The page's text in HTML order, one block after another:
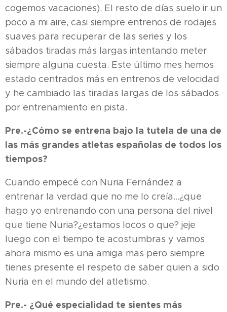
cogemos vacaciones). El resto de días suelo ir un
poco a mi aire, casi siempre entrenos de rodajes
suaves para recuperar de las series y los
sábados tiradas más largas intentando meter
siempre alguna cuesta. Este último mes hemos
estado centrados más en entrenos de velocidad
y he cambiado las tiradas largas de los sábados
por entrenamiento en pista.
Pre.-¿Cómo se entrena bajo la tutela de una de
las más grandes atletas españolas de todos los
tiempos?
Cuando empecé con Nuria Fernández a
entrenar la verdad que no me lo creía...¿que
hago yo entrenando con una persona del nivel
que tiene Nuria?¿estamos locos o que? jeje
luego con el tiempo te acostumbras y vamos
ahora mismo es una amiga mas pero siempre
tienes presente el respeto de saber quien a sido
Nuria en el mundo del atletismo.
Pre.- ¿Qué especialidad te sientes más